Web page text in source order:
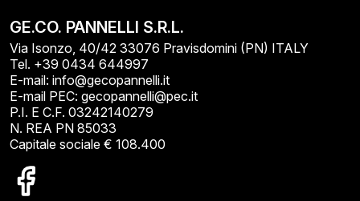
GE.CO. PANNELLI S.R.L.
Via Isonzo, 40/42 33076 Pravisdomini (PN) ITALY
Tel. +39 0434 644997
E-mail: info@gecopannelli.it
E-mail PEC: gecopannelli@pec.it
P.I. E C.F. 03242140279
N. REA PN 85033
Capitale sociale € 108.400